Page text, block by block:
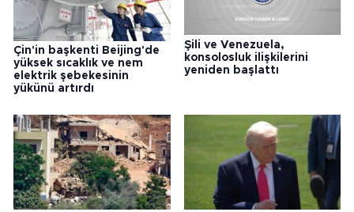
Çin'in başkenti Beijing'de
yüksek sıcaklık ve nem
elektrik şebekesinin
yükünü artırdı
Şili ve Venezuela,
konsolosluk ilişkilerini
yeniden başlattı